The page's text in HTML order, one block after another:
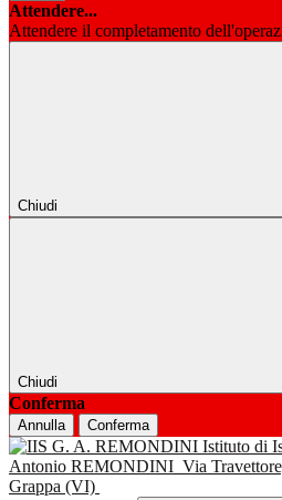
Attendere...
Attendere il completamento
Chiudi
Chiudi
Conferma
Annulla Conferma
Istituto di
Antonio REMONDINI Via
Grappa (VI)